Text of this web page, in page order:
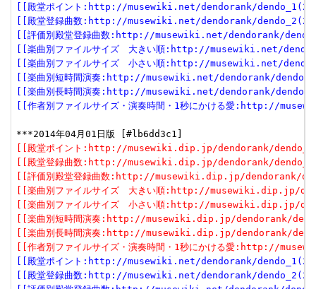
[[殿堂ポイント:http://musewiki.net/dendorank/
[[殿堂登録曲数:http://musewiki.net/dendorank/
[[評価別殿堂登録曲数:http://musewiki.net/dendorank/
[[楽曲別ファイルサイズ　大きい順:http://musewiki.net/
[[楽曲別ファイルサイズ　小さい順:http://musewiki.net/
[[楽曲別短時間演奏:http://musewiki.net/dendorank/
[[楽曲別長時間演奏:http://musewiki.net/dendorank/
[[作者別ファイルサイズ・演奏時間・1秒にかける愛:http://
[[殿堂ポイント:http://musewiki.dip.jp/dendorank/
[[殿堂登録曲数:http://musewiki.dip.jp/dendorank/
[[評価別殿堂登録曲数:http://musewiki.dip.jp/dendorank/
[[楽曲別ファイルサイズ　大きい順:http://musewiki.dip.jp/
[[楽曲別ファイルサイズ　小さい順:http://musewiki.dip.jp/
[[楽曲別短時間演奏:http://musewiki.dip.jp/dendorank/
[[楽曲別長時間演奏:http://musewiki.dip.jp/dendorank/
[[作者別ファイルサイズ・演奏時間・1秒にかける愛:http://
[[殿堂ポイント:http://musewiki.net/dendorank/
[[殿堂登録曲数:http://musewiki.net/dendorank/